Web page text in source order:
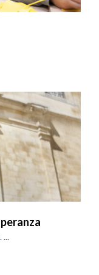
...